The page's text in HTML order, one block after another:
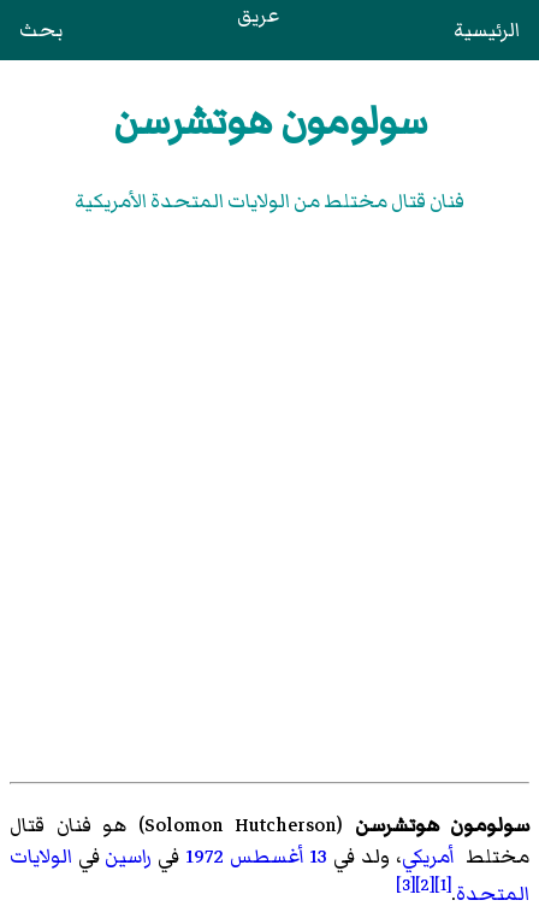
الرئيسية عريق بحث
سولومون هوتشرسن
فنان قتال مختلط من الولايات المتحدة الأمريكية
سولومون هوتشرسن (
Solomon Hutcherson)‏ هو فنان قتال
مختلط أمريكي، ولد في 13 أغسطس 1972 في راسينفي الولايات
المتحدة.
[1]
[2]
[3]